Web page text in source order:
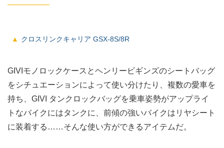
クロスリンクキャリア GSX-8S/8R
GIVIモノロックケースとヘンリービギンズのシートバッグ
をシチュエーションによって使い分けたり、複数の愛車を
持ち、GIVI タンクロックバッグを乗車姿勢がアップライ
トなバイクにはタンクに、前傾の強いバイクはリヤシート
に装着する……そんな使い方ができるアイテムだ。